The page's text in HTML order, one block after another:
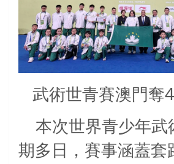
武術世青賽澳門奪
本次世界青少年武
期多日，賽事涵蓋套